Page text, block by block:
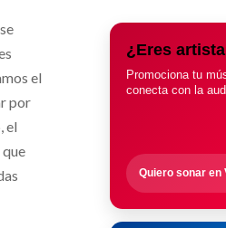
el
por
el
¿Eres
Promociona tu
conecta con la
Quiero sonar en